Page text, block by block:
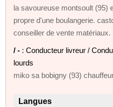
la savoureuse montsoult (95)
propre d'une boulangerie.
conseiller de vente matériaux.
/ - : Conducteur livreur /
lourds
miko sa bobigny (93)
Langues